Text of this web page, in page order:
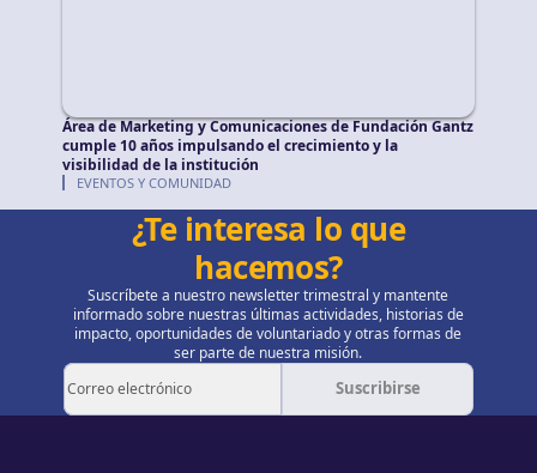
Área de Marketing y Comunicaciones de Fundación Gantz
cumple 10 años impulsando el crecimiento y la
visibilidad de la institución
EVENTOS Y COMUNIDAD
¿Te interesa lo que
hacemos?
Suscríbete a nuestro newsletter trimestral y mantente
informado sobre nuestras últimas actividades, historias de
impacto, oportunidades de voluntariado y otras formas de
ser parte de nuestra misión.
Suscribirse